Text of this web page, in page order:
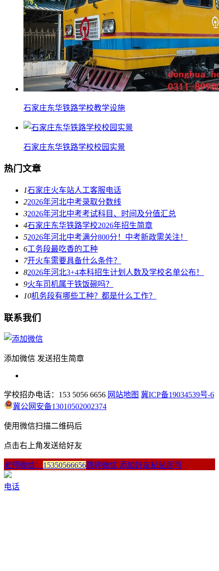
石家庄东华铁路学校教学设施
石家庄东华铁路学校校园实景
热门文章
1石家庄火车站人工客服电话
22026年河北中考录取分数线
32026年河北中考考试科目、时间及分值汇总
4石家庄东华铁路学校2026年招生简章
52026年河北中考满分800分！中考新政需关注！
6工务段最吃香的工种
7开火车需要具备什么条件？
82026年河北3+4本科招生计划人数及学校名单公布！
9火车司机属于铁饭碗吗？
10机务段有哪些工种？都是什么工作？
联系我们
添加微信 发送招生简章
学校招办电话：153 5056 6656 网站地图 冀ICP备19034539号-6
冀公网安备13010502002374
使用微信扫描二维码后
点击右上角发送给好友
老师微信： 15350566656跳转微信 添加好友粘贴即可
电话